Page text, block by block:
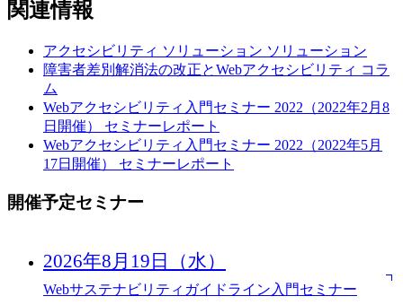
関連情報
アクセシビリティ ソリューション ソリューション
障害者差別解消法の改正とWebアクセシビリティ コラ
ム
Webアクセシビリティ入門セミナー 2022（2022年2月8
日開催） セミナーレポート
Webアクセシビリティ入門セミナー 2022（2022年5月
17日開催） セミナーレポート
開催予定セミナー
2026年8月19日（水）
Webサステナビリティガイドライン入門セミナー